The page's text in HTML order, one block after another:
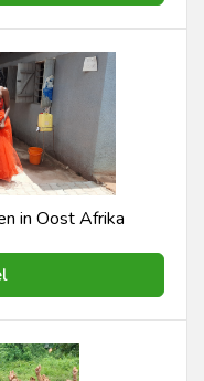
in Oost Afrika